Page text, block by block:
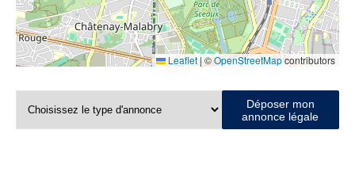
Leaflet|©OpenStreetMapcontributors
Déposer mon
annonce légale